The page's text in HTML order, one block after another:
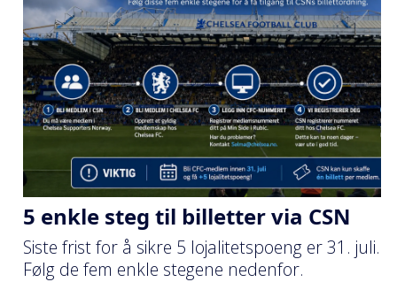
5 enkle steg til billetter via CSN
Siste frist for å sikre 5 lojalitetspoeng er 31. juli.
Følg de fem enkle stegene nedenfor.